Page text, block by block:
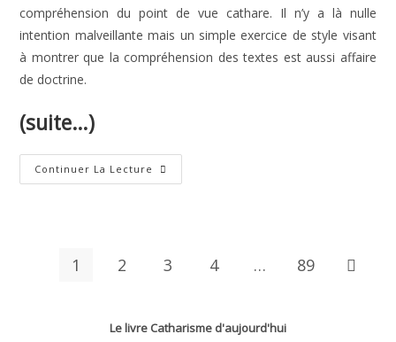
compréhension du point de vue cathare. Il n’y a là nulle
intention malveillante mais un simple exercice de style visant
à montrer que la compréhension des textes est aussi affaire
de doctrine.
(suite…)
Continuer La Lecture Saint-
Thomas,
1 2 3 4 … 89 Aller à
Le livre Catharisme d'aujourd'hui